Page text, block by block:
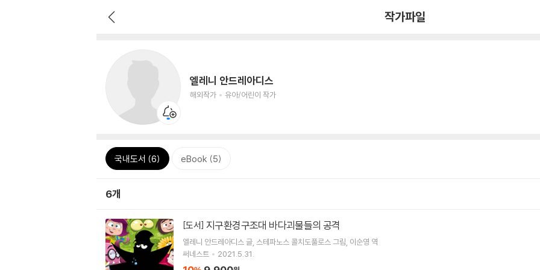
작가파일
엘레니 안드레아디스
해외작가 유아/어린이 작가
국내도서 (6) eBook (5)
6개
[도서] 지구환경구조대 바다괴물들의 공격
엘레니 안드레아디스 글 스테파노스 콜치도풀로스 그림 이순영 역
써네스트
2021.5.31.